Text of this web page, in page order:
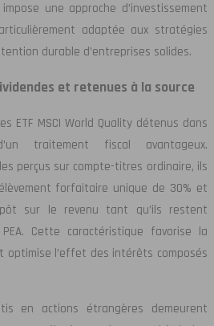
une approche d’investissement
adaptée aux stratégies
durable d’entreprises solides.
et retenues à la source
ETF MSCI World Quality détenus dans
traitement fiscal avantageux.
perçus sur compte-titres ordinaire, ils
forfaitaire unique de 30% et
sur le revenu tant qu’ils restent
Cette caractéristique favorise la
optimise l’effet des intérêts composés
en actions étrangères demeurent